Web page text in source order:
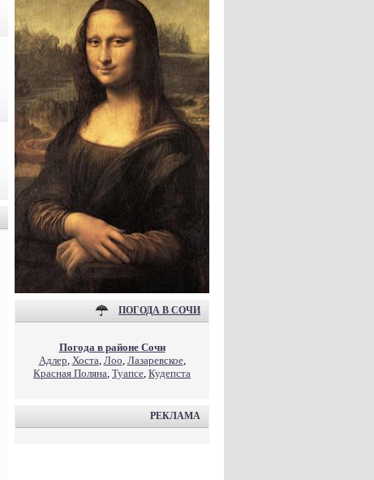
ПОГОДА В СОЧИ
Погода в районе Сочи
Адлер, Хоста, Лоо, Лазаревское,
Красная Поляна, Туапсе, Кудепста
РЕКЛАМА